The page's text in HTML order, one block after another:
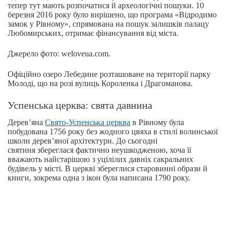
тепер тут мають розпочатися й археологічні пошуки. 10
березня 2016 року було вирішено, що програма «Відродимо
замок у Рівному», спрямована на пошук залишків палацу
Любомирських, отримає фінансування від міста.
Джерело фото: weloveua.com.
Офіційно озеро Лебедине розташоване на території парку
Молоді, що на розі вулиць Короленка і Драгоманова.
Успенська церква: свята давнина
Дерев’яна Свято-Успенська церква в Рівному була
побудована 1756 року без жодного цвяха в стилі волинської
школи дерев’яної архітектури. До сьогодні
святиня збереглася фактично неушкодженою, хоча її
вважають найстарішою з уцілілих давніх сакральних
будівель у місті. В церкві збереглися старовинні образи й
книги, зокрема одна з ікон була написана 1790 року.